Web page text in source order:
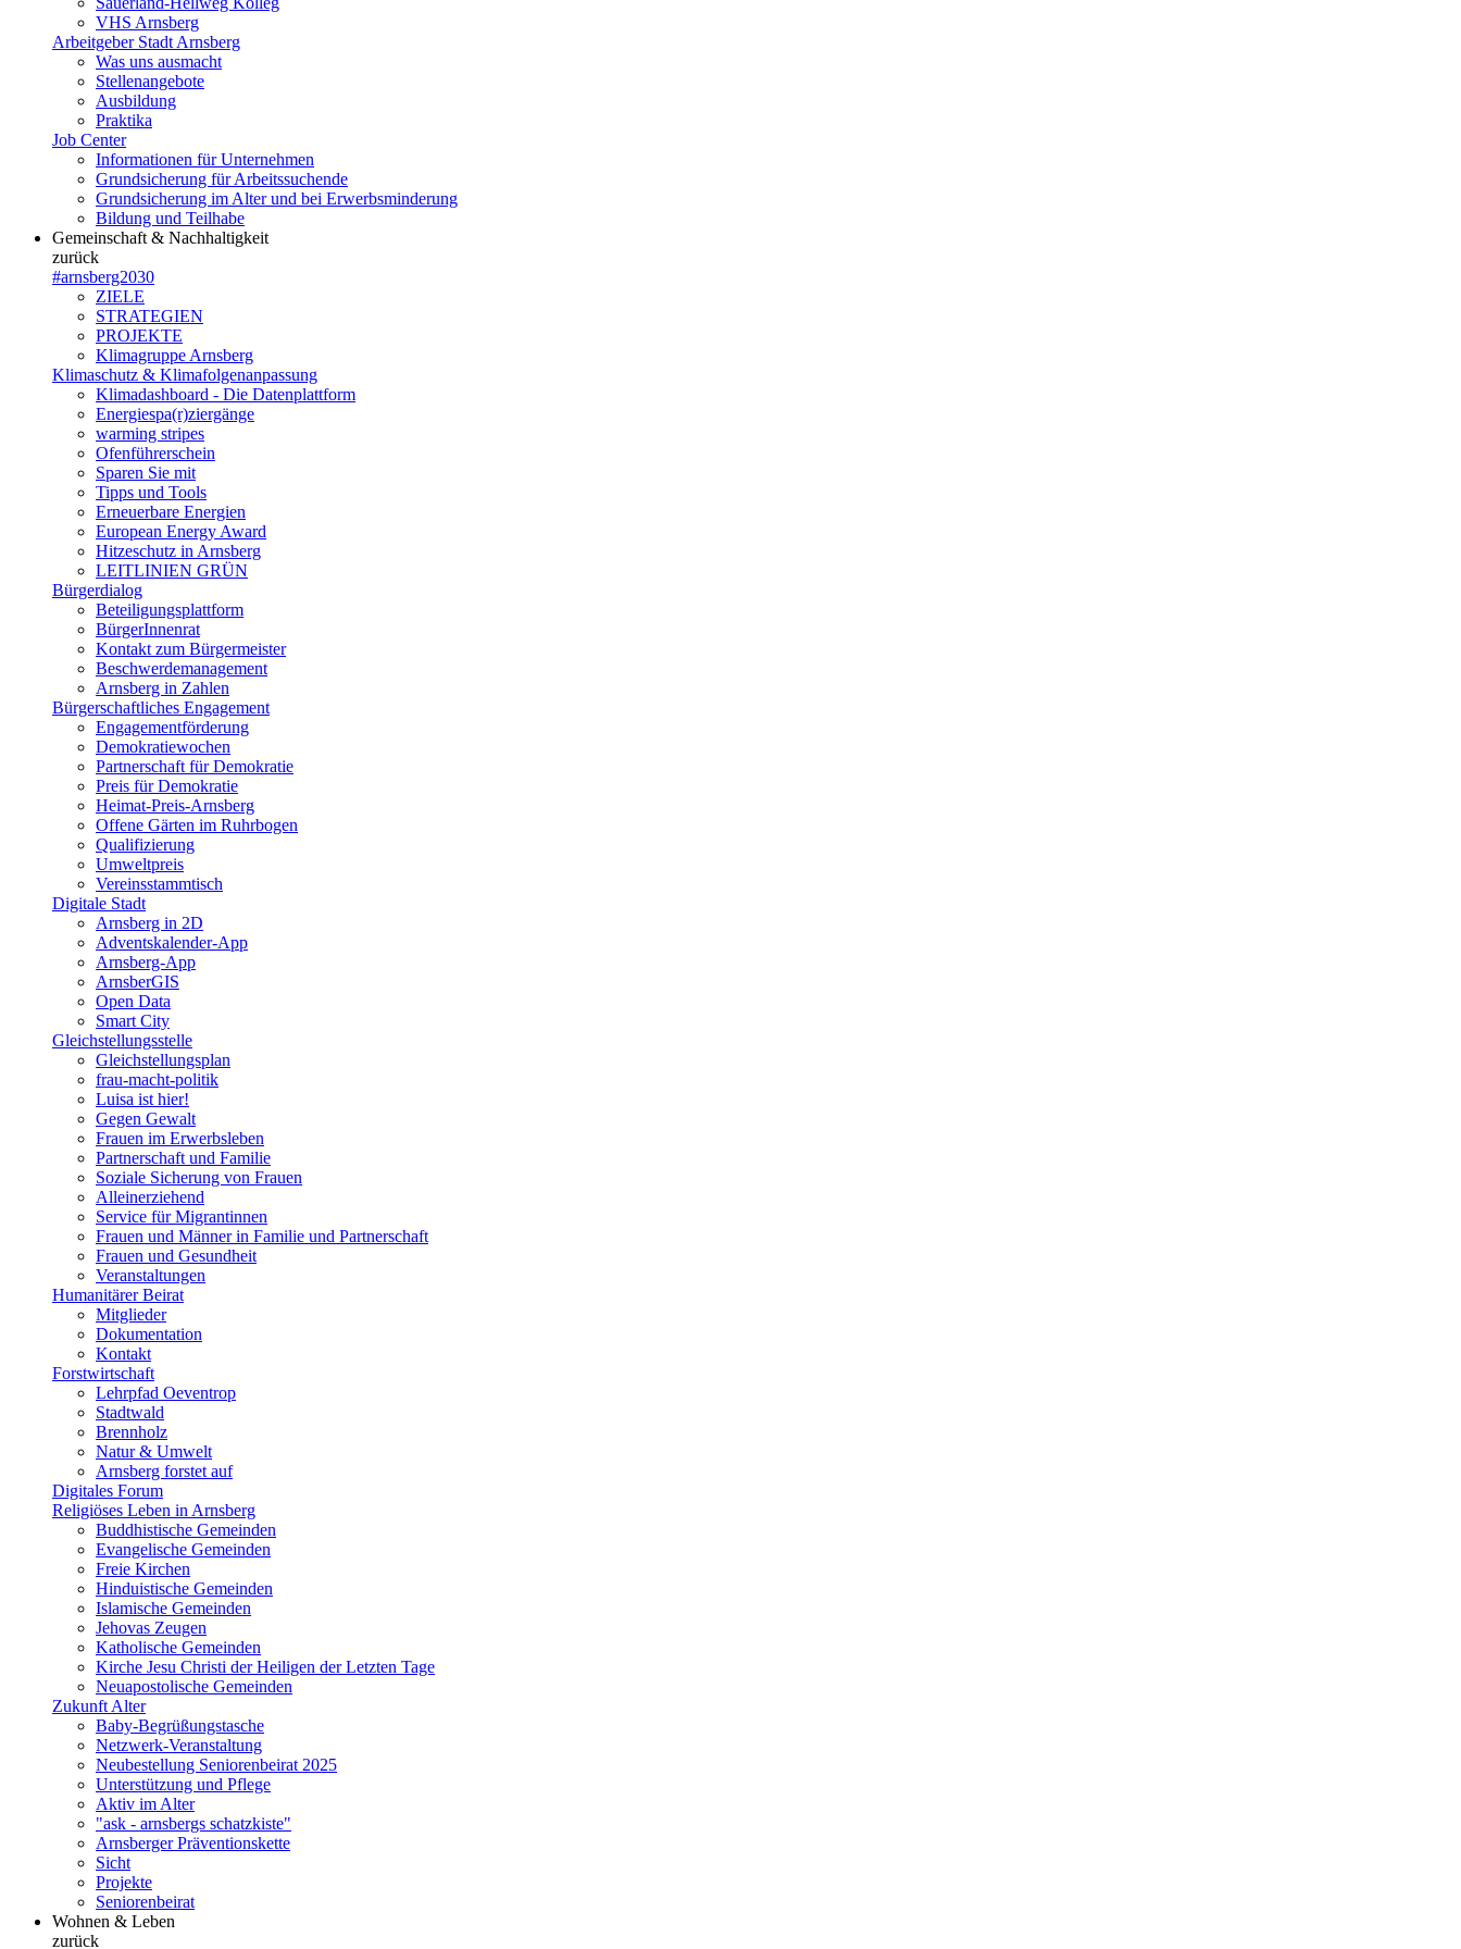
VHS Arnsberg
Arbeitgeber Stadt Arnsberg
Was uns ausmacht
Stellenangebote
Ausbildung
Praktika
Job Center
Informationen für Unternehmen
Grundsicherung für Arbeitssuchende
Grundsicherung im Alter und bei Erwerbsminderung
Bildung und Teilhabe
Gemeinschaft & Nachhaltigkeit
zurück
#arnsberg2030
ZIELE
STRATEGIEN
PROJEKTE
Klimagruppe Arnsberg
Klimaschutz & Klimafolgenanpassung
Klimadashboard - Die Datenplattform
Energiespa(r)ziergänge
warming stripes
Ofenführerschein
Sparen Sie mit
Tipps und Tools
Erneuerbare Energien
European Energy Award
Hitzeschutz in Arnsberg
LEITLINIEN GRÜN
Bürgerdialog
Beteiligungsplattform
BürgerInnenrat
Kontakt zum Bürgermeister
Beschwerdemanagement
Arnsberg in Zahlen
Bürgerschaftliches Engagement
Engagementförderung
Demokratiewochen
Partnerschaft für Demokratie
Preis für Demokratie
Heimat-Preis-Arnsberg
Offene Gärten im Ruhrbogen
Qualifizierung
Umweltpreis
Vereinsstammtisch
Digitale Stadt
Arnsberg in 2D
Adventskalender-App
Arnsberg-App
ArnsberGIS
Open Data
Smart City
Gleichstellungsstelle
Gleichstellungsplan
frau-macht-politik
Luisa ist hier!
Gegen Gewalt
Frauen im Erwerbsleben
Partnerschaft und Familie
Soziale Sicherung von Frauen
Alleinerziehend
Service für Migrantinnen
Frauen und Männer in Familie und Partnerschaft
Frauen und Gesundheit
Veranstaltungen
Humanitärer Beirat
Mitglieder
Dokumentation
Kontakt
Forstwirtschaft
Lehrpfad Oeventrop
Stadtwald
Brennholz
Natur & Umwelt
Arnsberg forstet auf
Digitales Forum
Religiöses Leben in Arnsberg
Buddhistische Gemeinden
Evangelische Gemeinden
Freie Kirchen
Hinduistische Gemeinden
Islamische Gemeinden
Jehovas Zeugen
Katholische Gemeinden
Kirche Jesu Christi der Heiligen der Letzten Tage
Neuapostolische Gemeinden
Zukunft Alter
Baby-Begrüßungstasche
Netzwerk-Veranstaltung
Neubestellung Seniorenbeirat 2025
Unterstützung und Pflege
Aktiv im Alter
"ask - arnsbergs schatzkiste"
Arnsberger Präventionskette
Sicht
Projekte
Seniorenbeirat
Wohnen & Leben
zurück